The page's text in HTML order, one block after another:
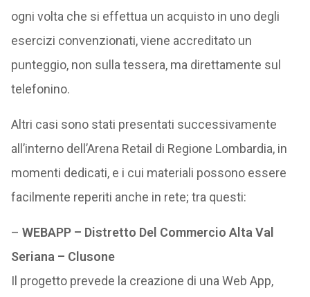
ogni volta che si effettua un acquisto in uno degli
esercizi convenzionati, viene accreditato un
punteggio, non sulla tessera, ma direttamente sul
telefonino.
Altri casi sono stati presentati successivamente
all’interno dell’Arena Retail di Regione Lombardia, in
momenti dedicati, e i cui materiali possono essere
facilmente reperiti anche in rete; tra questi:
– WEBAPP – Distretto Del Commercio Alta Val
Seriana – Clusone
Il progetto prevede la creazione di una Web App,